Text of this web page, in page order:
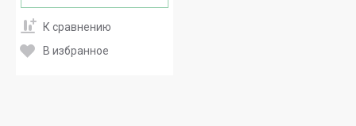
К сравнению
В избранное